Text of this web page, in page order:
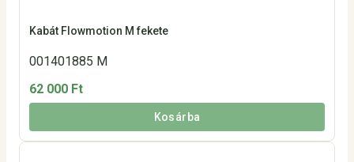
Kabát Flowmotion M fekete
001401885 M
62 000 Ft
Kosárba